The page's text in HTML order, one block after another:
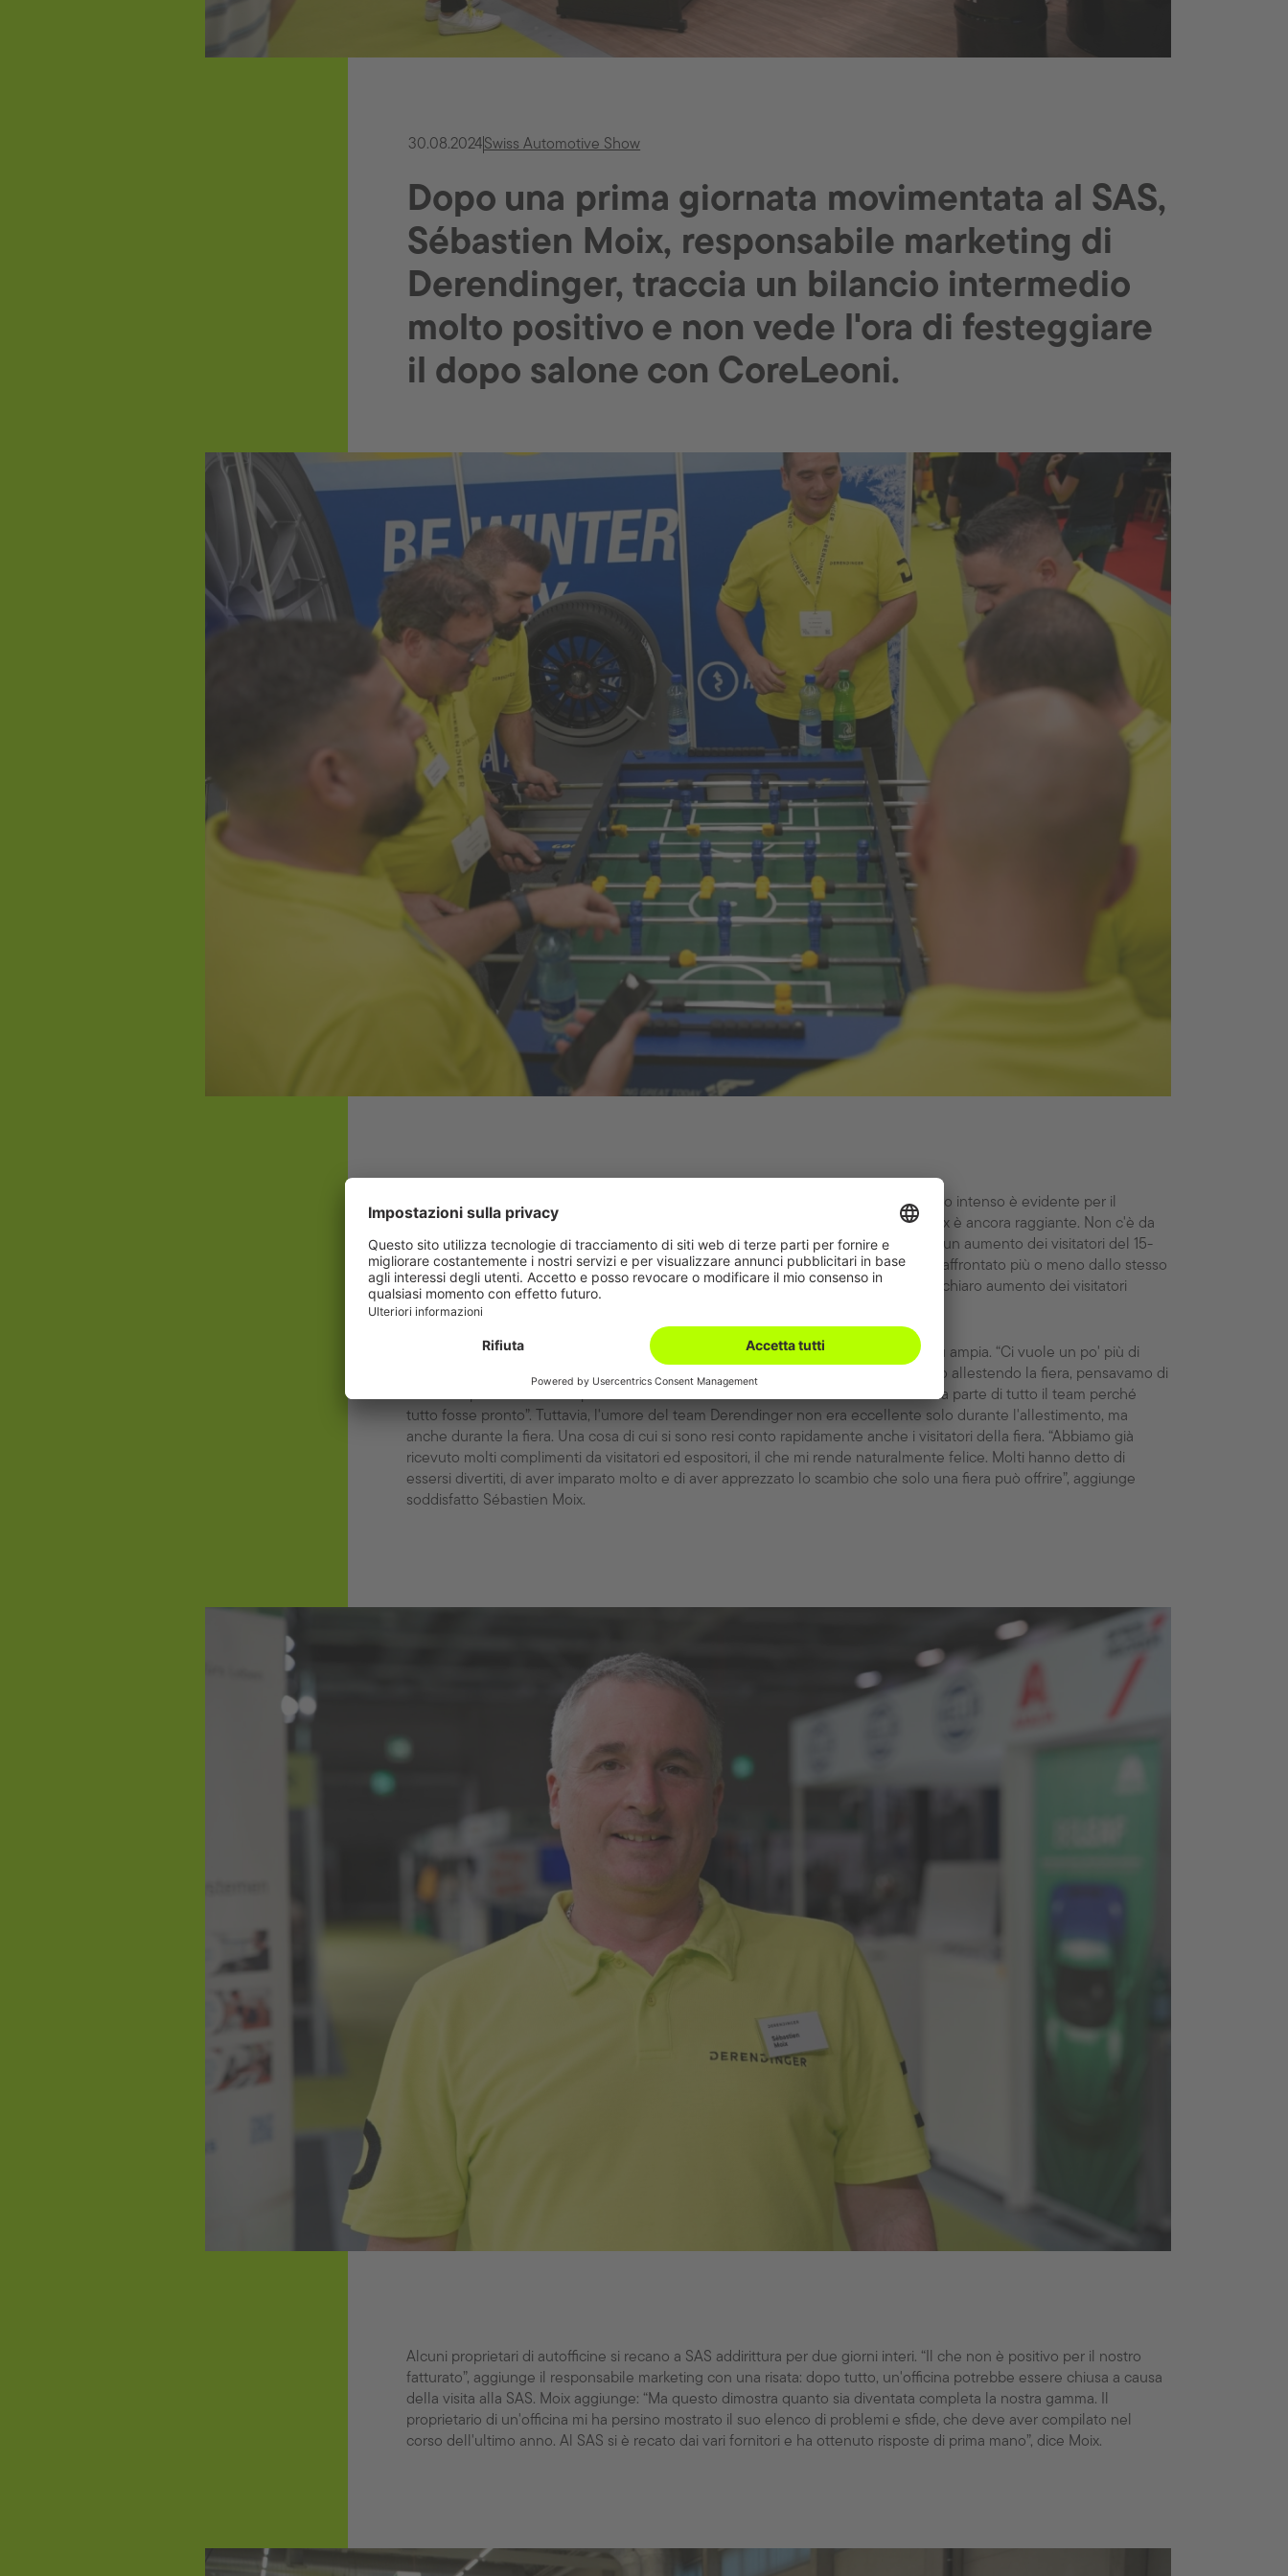
30.08.2024Swiss Automotive Show
Dopo una prima giornata movimentata al SAS,
Sébastien Moix, responsabile marketing di
Derendinger, traccia un bilancio intermedio
molto positivo e non vede l'ora di festeggiare
il dopo salone con CoreLeoni.
Il fatto che il primo giorno del Salone svizzero dell'automobile (SAS) sia stato molto intenso è evidente per il
responsabile marketing e organizzatore della fiera Derendinger. Ma Sébastien Moix è ancora raggiante. Non c'è da
stupirsi: la fiera più importante per l'industria automobilistica svizzera ha registrato un aumento dei visitatori del 15-
20%. “Il viaggio un po' più lungo verso Berna, anziché solo verso Friburgo, è stato affrontato più o meno dallo stesso
numero di visitatori provenienti dalla Svizzera francese, ma abbiamo registrato un chiaro aumento dei visitatori
provenienti soprattutto dalla Svizzera tedesca”.
Con 140 espositori, quest'anno la fiera non è solo più grande, ma anche un po' più ampia. “Ci vuole un po' più di
tempo”, rivela Moix, aggiungendo con un sorriso: ”Mercoledì sera, quando stavamo allestendo la fiera, pensavamo di
essere in perfetto orario e più avanti del solito. Ma c'è voluto un ulteriore sforzo da parte di tutto il team perché
tutto fosse pronto”. Tuttavia, l'umore del team Derendinger non era eccellente solo durante l'allestimento, ma
anche durante la fiera. Una cosa di cui si sono resi conto rapidamente anche i visitatori della fiera. “Abbiamo già
ricevuto molti complimenti da visitatori ed espositori, il che mi rende naturalmente felice. Molti hanno detto di
essersi divertiti, di aver imparato molto e di aver apprezzato lo scambio che solo una fiera può offrire”, aggiunge
soddisfatto Sébastien Moix.
Alcuni proprietari di autofficine si recano a SAS addirittura per due giorni interi. “Il che non è positivo per il nostro
fatturato”, aggiunge il responsabile marketing con una risata: dopo tutto, un'officina potrebbe essere chiusa a causa
della visita alla SAS. Moix aggiunge: “Ma questo dimostra quanto sia diventata completa la nostra gamma. Il
proprietario di un'officina mi ha persino mostrato il suo elenco di problemi e sfide, che deve aver compilato nel
corso dell'ultimo anno. Al SAS si è recato dai vari fornitori e ha ottenuto risposte di prima mano”, dice Moix.